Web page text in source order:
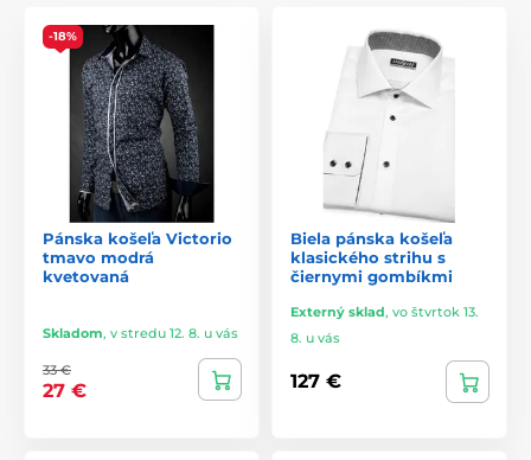
-18%
Pánska košeľa Victorio
tmavo modrá
kvetovaná
Skladom, v stredu 12. 8. u vás
33 €
27 €
Biela pánska košeľa
klasického strihu s
čiernymi gombíkmi
Externý sklad, vo štvrtok 13.
8. u vás
127 €